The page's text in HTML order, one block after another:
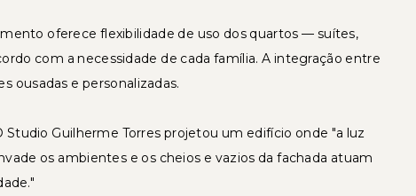
oferece flexibilidade de uso dos quartos — suítes,
com a necessidade de cada família. A integração entre
ousadas e personalizadas.
Guilherme Torres projetou um edifício onde "a luz
os ambientes e os cheios e vazios da fachada atuam